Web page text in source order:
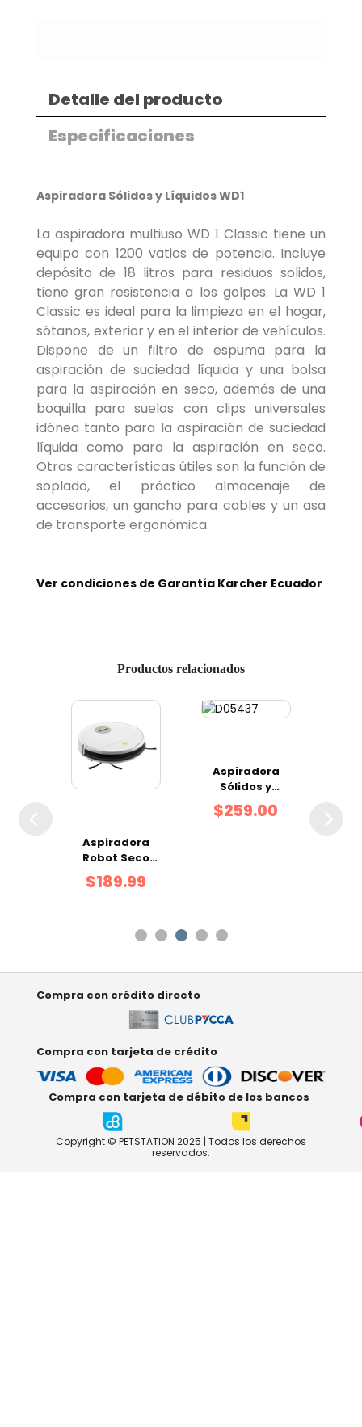
Detalle del producto
Especificaciones
Aspiradora Sólidos y Líquidos WD1
La aspiradora multiuso WD 1 Classic tiene un
equipo con 1200 vatios de potencia. Incluye
depósito de 18 litros para residuos solidos,
tiene gran resistencia a los golpes. La WD 1
Classic es ideal para la limpieza en el hogar,
sótanos, exterior y en el interior de vehículos.
Dispone de un filtro de espuma para la
aspiración de suciedad líquida y una bolsa
para la aspiración en seco, además de una
boquilla para suelos con clips universales
idónea tanto para la aspiración de suciedad
líquida como para la aspiración en seco.
Otras características útiles son la función de
soplado, el práctico almacenaje de
accesorios, un gancho para cables y un asa
de transporte ergonómica.
Ver condiciones de Garantía Karcher Ecuador
Productos relacionados
Aspiradora
Robot Seco
RCV1
$189.99
Aspiradora
Sólidos y
Líquidos WD3
$259.00
Compra con crédito directo
Compra con tarjeta de crédito
Compra con tarjeta de débito de los bancos
Copyright © PETSTATION 2025 | Todos los derechos
reservados.